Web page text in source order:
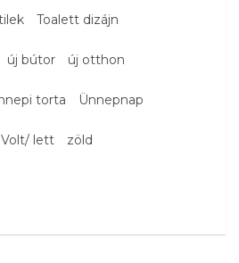
Toalett dizájn
új bútor új otthon
torta Ünnepnap
Volt/ lett zöld